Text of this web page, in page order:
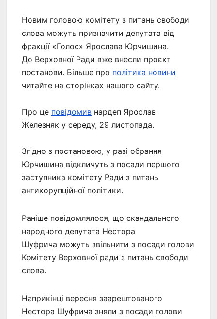
Новим головою комітету з питань свободи
слова можуть призначити депутата від
фракції «Голос» Ярослава Юрчишина.
До Верховної Ради вже внесли проєкт
постанови. Більше про політика новини
читайте на сторінках нашого сайту.
Про це повідомив нардеп Ярослав
Железняк у середу, 29 листопада.
Згідно з постановою, у разі обрання
Юрчишина відкличуть з посади першого
заступника комітету Ради з питань
антикорупційної політики.
Раніше повідомлялося, що скандального
народного депутата Нестора
Шуфрича можуть звільнити з посади голови
Комітету Верховної ради з питань свободи
слова.
Наприкінці вересня заарештованого
Нестора Шуфрича зняли з посади голови